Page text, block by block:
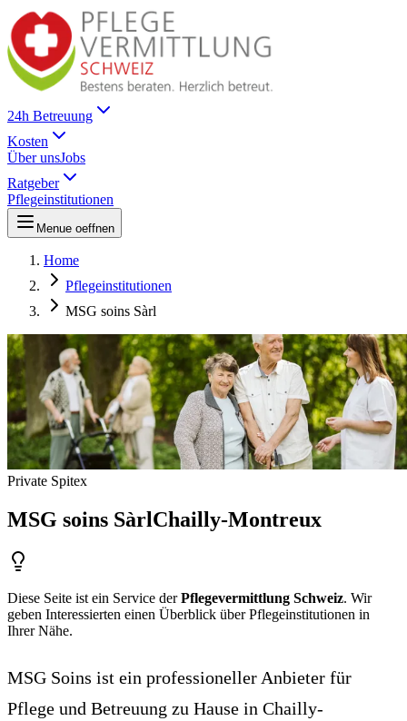
24h Betreuung
Kosten
Über unsJobs
Ratgeber
Pflegeinstitutionen
Menue oeffnen
Home
Pflegeinstitutionen
MSG soins Sàrl
Private Spitex
MSG soins SàrlChailly-Montreux
Diese Seite ist ein Service derPflegevermittlung Schweiz. Wir
geben Interessierten einen Überblick über Pflegeinstitutionen in
Ihrer Nähe.
MSG Soins ist ein professioneller Anbieter für
Pflege und Betreuung zu Hause in Chailly-